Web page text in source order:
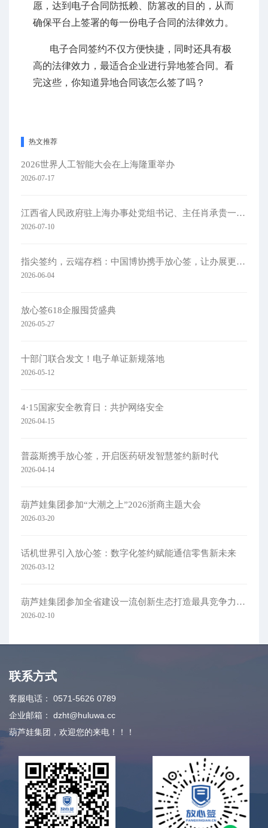
愿，达到电子合同防抵赖、防篡改的目的，从而
确保平台上签署的每一份电子合同的法律效力。
电子合同签约不仅方便快捷，同时还具有极
高的法律效力，最适合企业进行异地签合同。看
完这些，你知道异地合同该怎么签了吗？
热文推荐
2026世界人工智能大会在上海隆重举办
2026-07-17
江西省人民政府驻上海办事处党组书记、主任肖承贵一行莅临集团考察
2026-07-10
指尖签约，云端存档：中国博协携手放心签，让办展更简单
2026-06-04
放心签618企服囤货盛典
2026-05-27
十部门联合发文！电子单证新规落地
2026-05-12
4·15国家安全教育日：共护网络安全​
2026-04-15
普蕊斯携手放心签，开启医药研发智慧签约新时代
2026-04-14
葫芦娃集团参加“大潮之上”2026浙商主题大会
2026-03-20
话机世界引入放心签：数字化签约赋能通信零售新未来
2026-03-12
葫芦娃集团参加全省建设一流创新生态打造最具竞争力营商环境大会
2026-02-10
联系方式
客服电话：
0571-5626 0789
企业邮箱：
dzht@huluwa.cc
葫芦娃集团，欢迎您的来电！！！